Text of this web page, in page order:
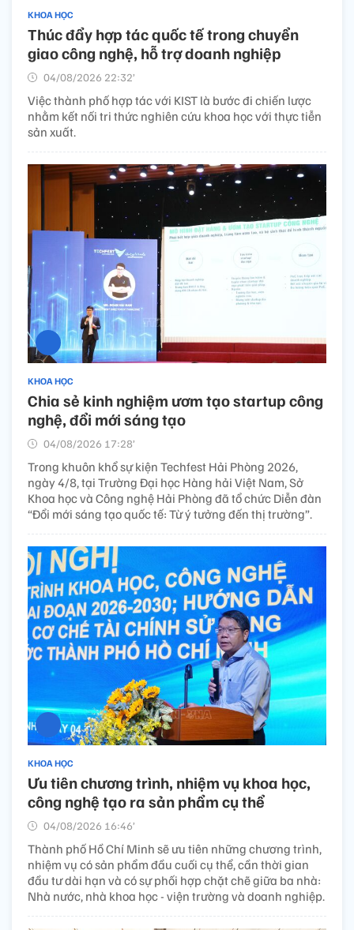
KHOA HỌC
Thúc đẩy hợp tác quốc tế trong chuyển
giao công nghệ, hỗ trợ doanh nghiệp
04/08/2026 22:32’
Việc thành phố hợp tác với KIST là bước đi chiến lược
nhằm kết nối tri thức nghiên cứu khoa học với thực tiễn
sản xuất.
KHOA HỌC
Chia sẻ kinh nghiệm ươm tạo startup công
nghệ, đổi mới sáng tạo
04/08/2026 17:28’
Trong khuôn khổ sự kiện Techfest Hải Phòng 2026,
ngày 4/8, tại Trường Đại học Hàng hải Việt Nam, Sở
Khoa học và Công nghệ Hải Phòng đã tổ chức Diễn đàn
“Đổi mới sáng tạo quốc tế: Từ ý tưởng đến thị trường”.
KHOA HỌC
Ưu tiên chương trình, nhiệm vụ khoa học,
công nghệ tạo ra sản phẩm cụ thể
04/08/2026 16:46’
Thành phố Hồ Chí Minh sẽ ưu tiên những chương trình,
nhiệm vụ có sản phẩm đầu cuối cụ thể, cần thời gian
đầu tư dài hạn và có sự phối hợp chặt chẽ giữa ba nhà:
Nhà nước, nhà khoa học - viện trường và doanh nghiệp.